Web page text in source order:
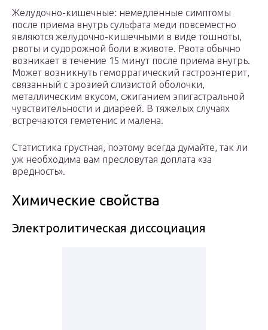
Желудочно-кишечные: немедленные симптомы
после приема внутрь сульфата меди повсеместно
являются желудочно-кишечными в виде тошноты,
рвоты и судорожной боли в животе. Рвота обычно
возникает в течение 15 минут после приема внутрь.
Может возникнуть геморрагический гастроэнтерит,
связанный с эрозией слизистой оболочки,
металлическим вкусом, сжиганием эпигастральной
чувствительности и диареей. В тяжелых случаях
встречаются геметенис и малена.
Статистика грустная, поэтому всегда думайте, так ли
уж необходима вам пресловутая доплата «за
вредность».
Химические свойства
Электролитическая диссоциация